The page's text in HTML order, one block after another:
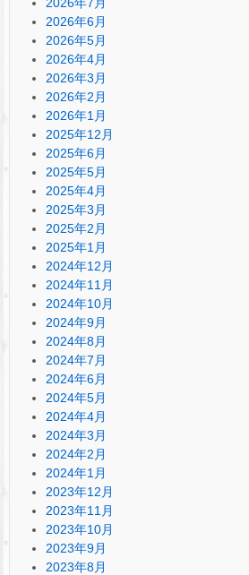
2026年6月
2026年5月
2026年4月
2026年3月
2026年2月
2026年1月
2025年12月
2025年6月
2025年5月
2025年4月
2025年3月
2025年2月
2025年1月
2024年12月
2024年11月
2024年10月
2024年9月
2024年8月
2024年7月
2024年6月
2024年5月
2024年4月
2024年3月
2024年2月
2024年1月
2023年12月
2023年11月
2023年10月
2023年9月
2023年8月